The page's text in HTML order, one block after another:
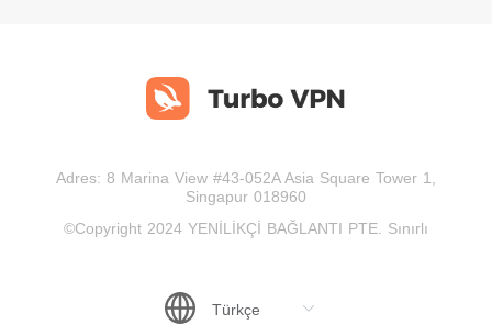
Adres: 8 Marina View #43-052A Asia Square Tower 1,
Singapur 018960
©Copyright 2024 YENİLİKÇİ BAĞLANTI PTE. Sınırlı